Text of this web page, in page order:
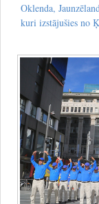
Oklenda,
kuri izstājušies no